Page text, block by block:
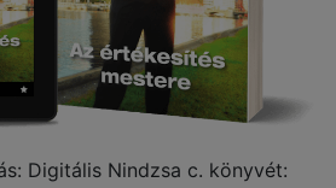
Digitális Nindzsa c. könyvét: